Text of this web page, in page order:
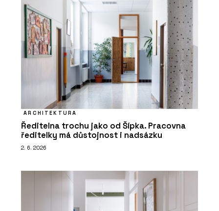
ARCHITEKTURA
Ředitelna trochu jako od Šípka. Pracovna
ředitelky má důstojnost i nadsázku
2. 6. 2026